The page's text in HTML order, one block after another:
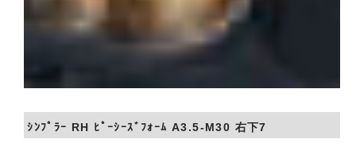
ｼﾝﾌﾟﾗｰ RH ﾋﾟｰｼｰｽﾞﾌｫｰﾑ A3.5-M30 右下7